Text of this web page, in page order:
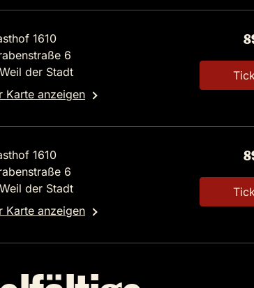
1610
6
der Stadt
Karte anzeigen
1610
6
der Stadt
Karte anzeigen